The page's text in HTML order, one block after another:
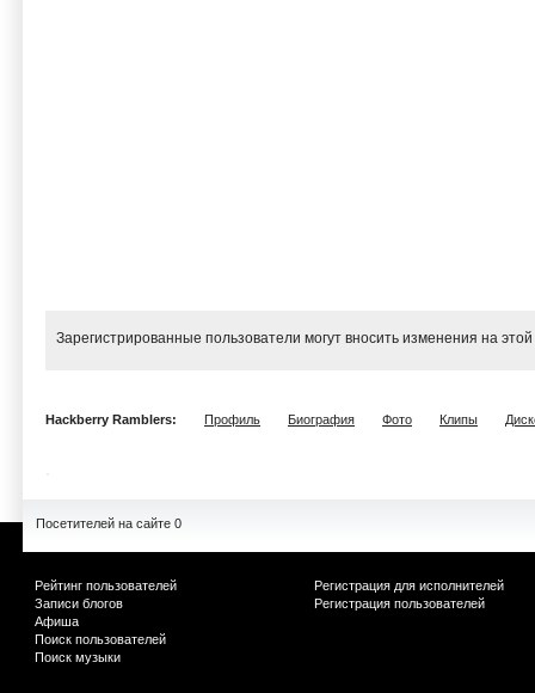
Зарегистрированные пользователи могут вносить изменения на
Hackberry Ramblers: Профиль Биография Фото Клипы
Посетителей на сайте 0
Рейтинг пользователей
Записи блогов
Афиша
Поиск пользователей
Поиск музыки
Регистрация для исполнителей
Регистрация пользователей